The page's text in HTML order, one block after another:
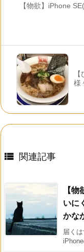
【物欲】iPhone
様
 関連記事
【
いに
かな
届く